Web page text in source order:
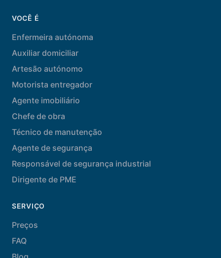
VOCÊ É
Enfermeira autónoma
Auxiliar domiciliar
Artesão autónomo
Motorista entregador
Agente imobiliário
Chefe de obra
Técnico de manutenção
Agente de segurança
Responsável de segurança industrial
Dirigente de PME
SERVIÇO
Preços
FAQ